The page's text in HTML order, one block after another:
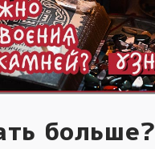
больше?